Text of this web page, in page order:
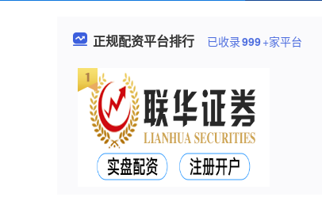
正规配资平台排行 已收录999+家平台